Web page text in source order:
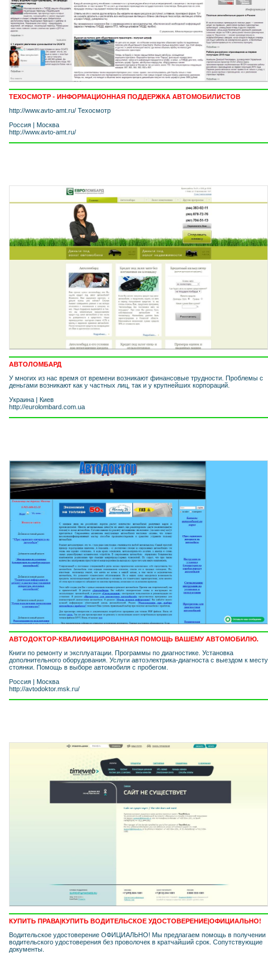
ТЕХОСМОТР - ИНФОРМАЦИОННАЯ ПОДДЕРЖКА АВТОМОБИЛИСТОВ
http://www.avto-amt.ru/ Техосмотр
Россия | Москва
http://www.avto-amt.ru/
АВТОЛОМБАРД
У многих из нас время от времени возникают финансовые трудности. Проблемы с
деньгами возникают как у частных лиц, так и у крупнейших корпораций.
Украина | Киев
http://eurolombard.com.ua
АВТОДОКТОР-КВАЛИФИЦИРОВАННАЯ ПОМОЩЬ ВАШЕМУ АВТОМОБИЛЮ.
Книги по ремонту и эксплуатации. Программы по диагностике. Установка
дополнительного оборудования. Услуги автоэлектрика-диагноста с выездом к месту
стоянки. Помощь в выборе автомобиля с пробегом.
Россия | Москва
http://avtodoktor.msk.ru/
КУПИТЬ ПРАВА|КУПИТЬ ВОДИТЕЛЬСКОЕ УДОСТОВЕРЕНИЕ|ОФИЦИАЛЬНО!
Водительское удостоверение ОФИЦИАЛЬНО! Мы предлагаем помощь в получении
водительского удостоверения без проволочек в кратчайший срок. Сопутствующие
документы.